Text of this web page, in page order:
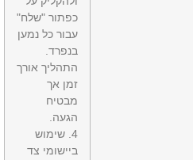
כפתור "שלח"
עבור כל נמען
בנפרד.
התהליך אורך
זמן אך
מבטיח
הגעה.
4. שימוש
ביישומי צד